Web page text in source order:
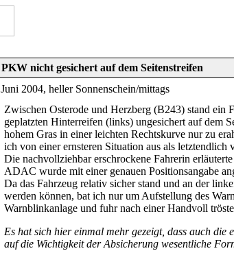
PKW nicht gesichert auf dem Seitenstreifen
Juni 2004, heller Sonnenschein/mittags
Zwischen Osterode und Herzberg (B243) stand ein
geplatzten Hinterreifen (links) ungesichert auf dem
hohem Gras in einer leichten Rechtskurve nur zu
ich von einer ernsteren Situation aus als letztendlich
Die nachvollziehbar erschrockene Fahrerin
ADAC wurde mit einer genauen Positionsangabe
Da das Fahrzeug relativ sicher stand und an der
werden können, bat ich nur um Aufstellung des
Warnblinkanlage und fuhr nach einer Handvoll
Es hat sich hier einmal mehr gezeigt, dass auch
auf die Wichtigkeit der Absicherung wesentliche